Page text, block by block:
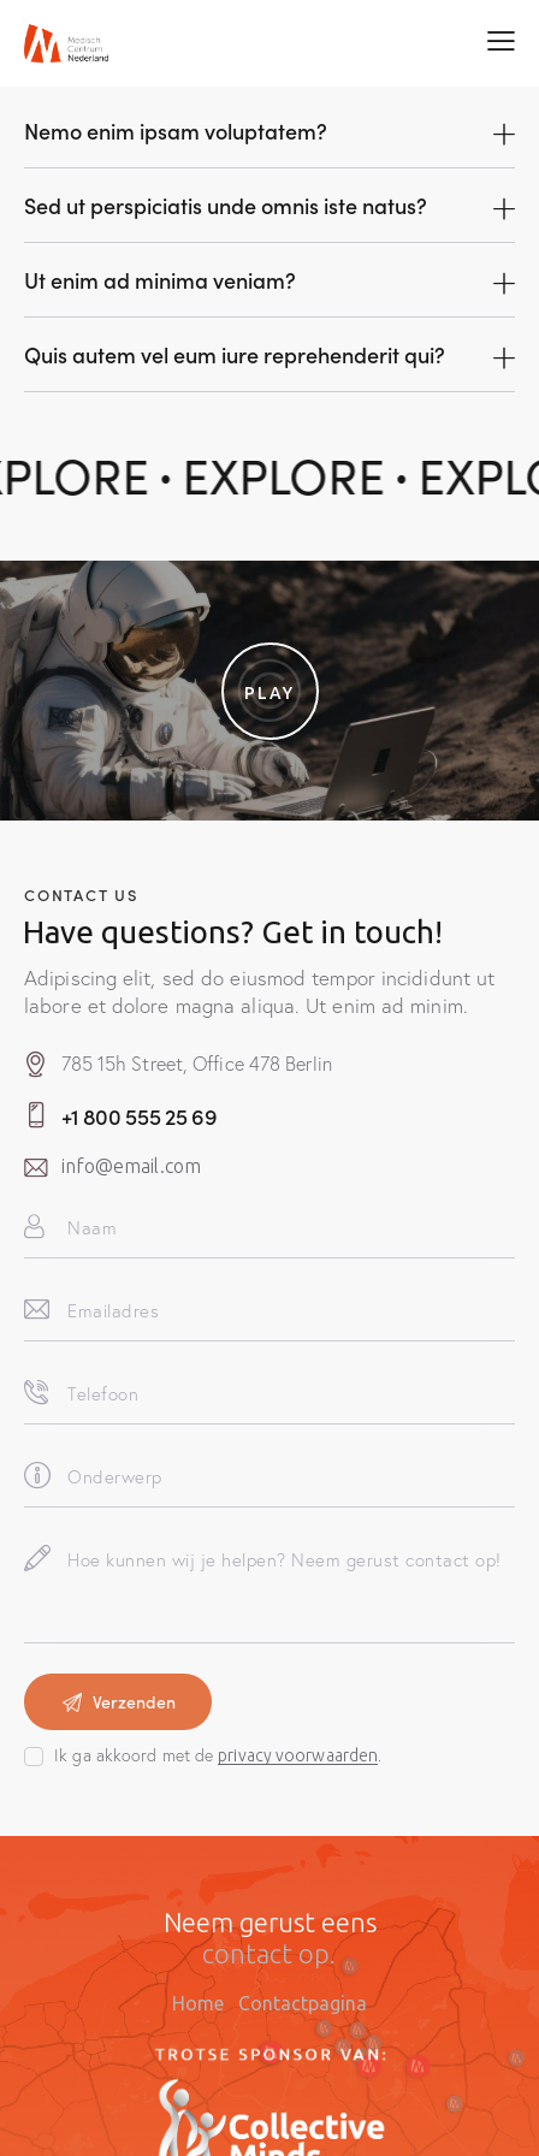
Nemo enim ipsam voluptatem?
Sed ut perspiciatis unde omnis iste natus?
Ut enim ad minima veniam?
Quis autem vel eum iure reprehenderit qui?
EXPLORE
PLAY
CONTACT US
Have questions? Get in touch!
Adipiscing elit, sed do eiusmod tempor incididunt ut
labore et dolore magna aliqua. Ut enim ad minim.
785 15h Street, Office 478 Berlin
+1 800 555 25 69
info@email.com
Ik ga akkoord met de privacy voorwaarden.
Neem gerust eens
contact op.
Home Contactpagina